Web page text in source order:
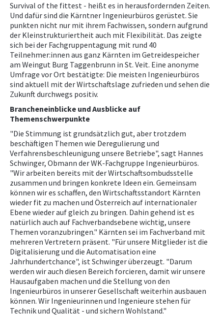
WETTBEWERBE
KAMPAGNE
Survival of the fittest - heißt es in herausfordernden Zeiten.
Und dafür sind die Kärntner Ingenieurbüros gerüstet. Sie
punkten nicht nur mit ihrem Fachwissen, sondern aufgrund
der Kleinstrukturiertheit auch mit Flexibilität. Das zeigte
sich bei der Fachgruppentagung mit rund 40
Teilnehmer:innen aus ganz Kärnten im Getreidespeicher
am Weingut Burg Taggenbrunn in St. Veit. Eine anonyme
Umfrage vor Ort bestätigte: Die meisten Ingenieurbüros
sind aktuell mit der Wirtschaftslage zufrieden und sehen die
Zukunft durchwegs positiv.
Brancheneinblicke und Ausblicke auf
Themenschwerpunkte
"Die Stimmung ist grundsätzlich gut, aber trotzdem
beschäftigen Themen wie Deregulierung und
Verfahrensbeschleunigung unsere Betriebe", sagt Hannes
Schwinger, Obmann der WK-Fachgruppe Ingenieurbüros.
"Wir arbeiten bereits mit der Wirtschaftsombudsstelle
zusammen und bringen konkrete Ideen ein. Gemeinsam
können wir es schaffen, den Wirtschaftsstandort Kärnten
wieder fit zu machen und Österreich auf internationaler
Ebene wieder auf gleich zu bringen. Dahin gehend ist es
natürlich auch auf Fachverbandsebene wichtig, unsere
Themen voranzubringen." Kärnten sei im Fachverband mit
mehreren Vertretern präsent. "Für unsere Mitglieder ist die
Digitalisierung und die Automatisation eine
Jahrhundertchance", ist Schwinger überzeugt. "Darum
werden wir auch diesen Bereich forcieren, damit wir unsere
Hausaufgaben machen und die Stellung von den
Ingenieurbüros in unserer Gesellschaft weiterhin ausbauen
können. Wir Ingenieurinnen und Ingenieure stehen für
Technik und Qualität - und sichern Wohlstand."